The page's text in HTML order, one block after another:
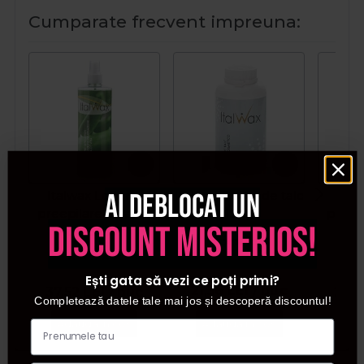
Cumparate frecvent impreuna:
Italwax Lotiune
preepilare cu aloe
vera 500ml
LEI / buc
Italwax Pudra de talc
150g
21,36 LEI / buc
Ai deblocat un
discount misterios!
Ești gata să vezi ce poți primi?
Completează datele tale mai jos și descoperă discountul!